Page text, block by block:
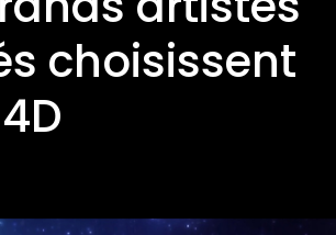
choisissent